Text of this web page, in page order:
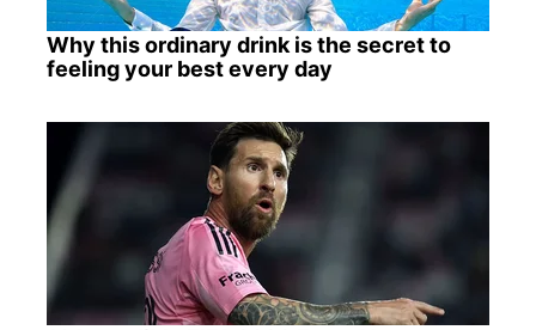
Why this ordinary drink is the secret to
feeling your best every day